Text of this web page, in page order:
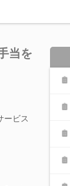
当を
ービス